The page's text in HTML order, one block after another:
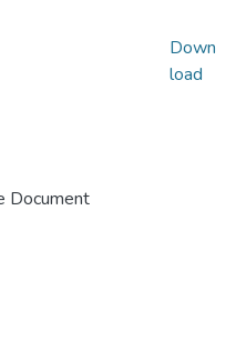
Document
Down
load